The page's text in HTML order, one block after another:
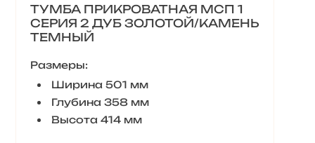
ТУМБА ПРИКРОВАТНАЯ МСП 1
СЕРИЯ 2 ДУБ ЗОЛОТОЙ/КАМЕНЬ
ТЕМНЫЙ
Размеры:
Ширина 501 мм
Глубина 358 мм
Высота 414 мм